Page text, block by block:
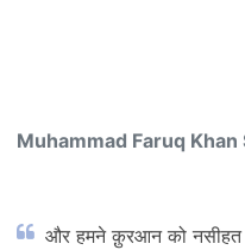
Muhammad Faruq
और हमने क़ुरआन को नसीहत